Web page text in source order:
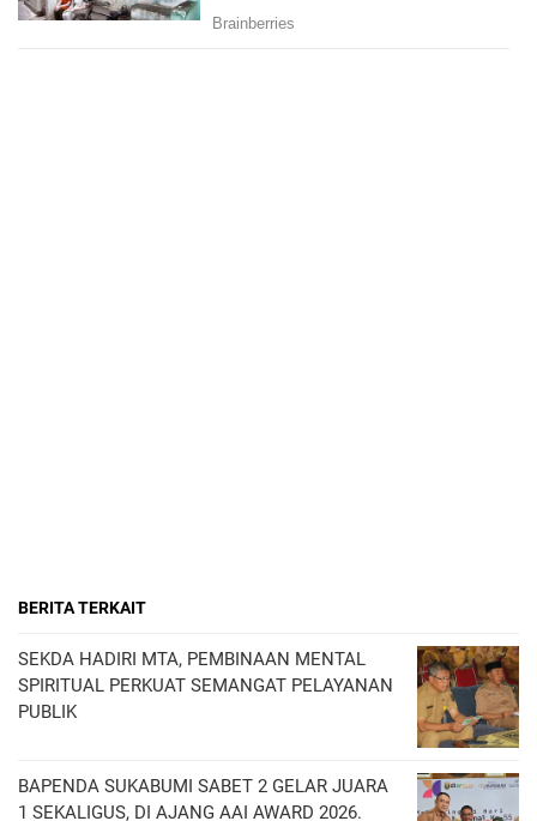
BERITA TERKAIT
SEKDA HADIRI MTA, PEMBINAAN MENTAL
SPIRITUAL PERKUAT SEMANGAT PELAYANAN
PUBLIK
BAPENDA SUKABUMI SABET 2 GELAR JUARA
1 SEKALIGUS, DI AJANG AAI AWARD 2026.